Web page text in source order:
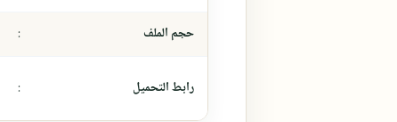
حجم الملف :
رابط التحميل :